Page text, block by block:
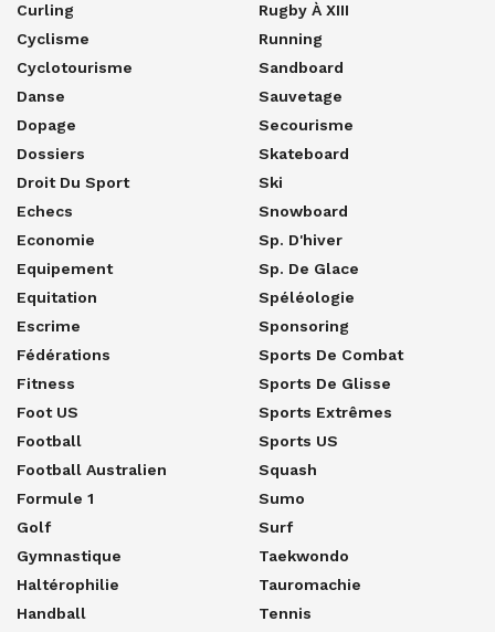
Curling
Cyclisme
Cyclotourisme
Danse
Dopage
Dossiers
Droit Du Sport
Echecs
Economie
Equipement
Equitation
Escrime
Fédérations
Fitness
Foot US
Football
Football Australien
Formule 1
Golf
Gymnastique
Haltérophilie
Handball
Rugby À XIII
Running
Sandboard
Sauvetage
Secourisme
Skateboard
Ski
Snowboard
Sp. D'hiver
Sp. De Glace
Spéléologie
Sponsoring
Sports De Combat
Sports De Glisse
Sports Extrêmes
Sports US
Squash
Sumo
Surf
Taekwondo
Tauromachie
Tennis